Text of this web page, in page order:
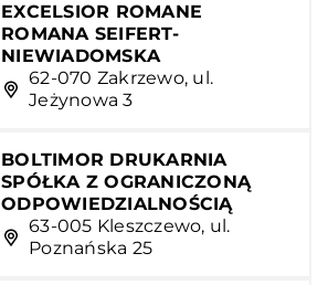
EXCELSIOR ROMANE
ROMANA SEIFERT-
NIEWIADOMSKA
62-070 Zakrzewo, ul.
Jeżynowa 3
BOLTIMOR DRUKARNIA
SPÓŁKA Z OGRANICZONĄ
ODPOWIEDZIALNOŚCIĄ
63-005 Kleszczewo, ul.
Poznańska 25